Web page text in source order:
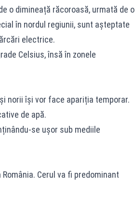
o dimineață răcoroasă, urmată de o
în nordul regiunii, sunt așteptate
electrice.
Celsius, însă în zonele
norii își vor face apariția temporar.
de apă.
se ușor sub mediile
Cerul va fi predominant